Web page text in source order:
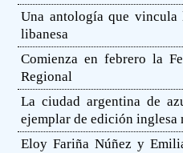
Una antología que
libanesa
Comienza en febrero la
Regional
La ciudad argentina de
ejemplar de edición inglesa
Eloy Fariña Núñez y